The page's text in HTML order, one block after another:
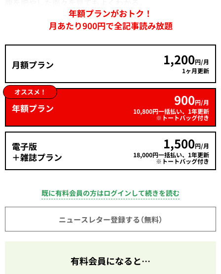
年額プランがおトク！
月あたり900円で全記事読み放題
月額プラン 1,200円/月
1ヶ月更新
オススメ！
年額プラン 900円/月
10,800円一括払い、1年更新
※トートバッグ付き
電子版
＋雑誌プラン
1,500円/月
18,000円一括払い、1年更新
※トートバッグ付き
既に有料会員の方はログインして続きを読む
ニュースレター登録する（無料）
有料会員になると…